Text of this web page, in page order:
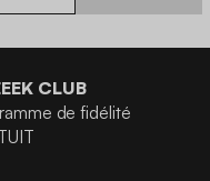
CLUB
de fidélité